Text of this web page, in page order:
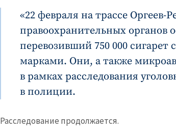
«22 февраля на трассе Оргеев-
правоохранительных органов
перевозивший 750 000
марками. Они, а также
в рамках расследования
в полиции.
Расследование продолжается.